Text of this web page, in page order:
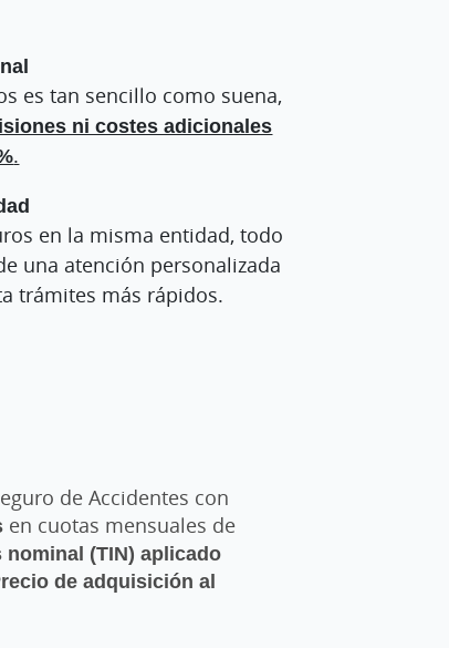
es tan sencillo como suena,
ni costes adicionales
.
en la misma entidad, todo
una atención personalizada
trámites más rápidos.
de Accidentes con
en cuotas mensuales de
(TIN) aplicado
de adquisición al